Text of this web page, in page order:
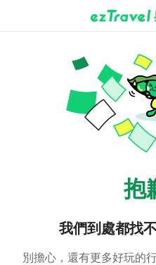
抱
我們到處都找
別擔心，還有更多好玩的